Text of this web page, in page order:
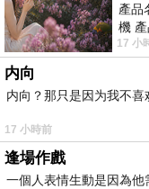
產品
機
耳機
17 小
内向
内向？那只是因为我不喜
17 小時前
逢場作戲
一個人表情生動是因為他